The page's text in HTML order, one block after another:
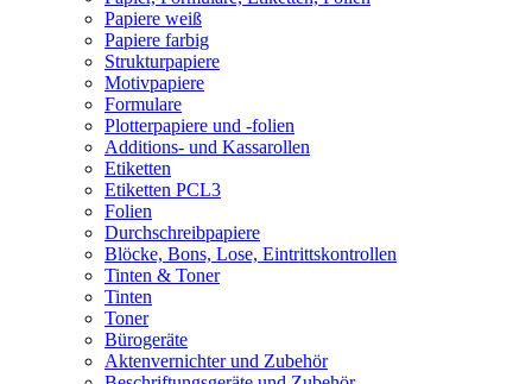
Papiere weiß
Papiere farbig
Strukturpapiere
Motivpapiere
Formulare
Plotterpapiere und -folien
Additions- und Kassarollen
Etiketten
Etiketten PCL3
Folien
Durchschreibpapiere
Blöcke, Bons, Lose, Eintrittskontrollen
Tinten & Toner
Tinten
Toner
Bürogeräte
Aktenvernichter und Zubehör